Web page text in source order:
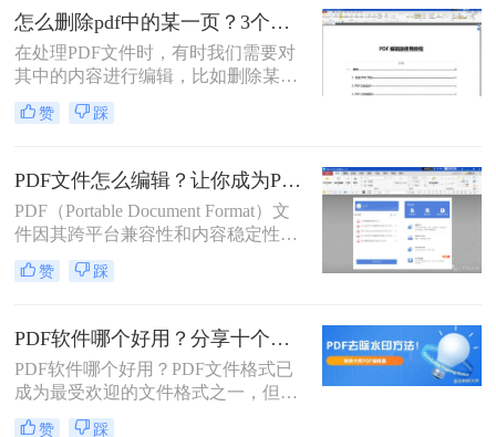
读”格式，这使得直接编辑它们变得
有些棘手。不过，幸运的是，有多种
方法可以实现PDF文件的编辑。那么
如何编辑pdf呢？本文将详细介绍几种
常见的PDF编辑方法，帮助读者轻松
掌握PDF编辑技巧。
怎么删除pdf中的某一页？3个简单的操作方法！
在处理PDF文件时，有时我们需要对
其中的内容进行编辑，比如删除某一
页或几页，以满足特定的需求或减小
文件大小。尽管PDF文件以其不可编
为我们提供了多种删除PDF中某一页
的方法。那么怎么删除pdf中的某一页
呢？本文将详细介绍几种常见且实用
的方法，帮助您轻松完成这一任务。
赞 踩
PDF文件怎么编辑？让你成为PDF文件编辑大师的3种方法！
PDF（Portable Document Format）文
件因其跨平台兼容性和内容稳定性，
在日常生活和工作中扮演着重要角
色。然而，PDF的只读特性常常限制
是，随着技术的发展，现在有多种方
法可以实现PDF文件的编辑。那么
PDF文件怎么编辑呢？本文将介绍三
种常见的PDF编辑方法，帮助您轻松
应对各种编辑需求。
赞 踩
PDF软件哪个好用？分享十个最好用的PDF编辑器！
PDF软件哪个好用？​PDF文件格式已
成为最受欢迎的文件格式之一，但在
浏览和使用过程中，我们可能会遇到
赞 踩